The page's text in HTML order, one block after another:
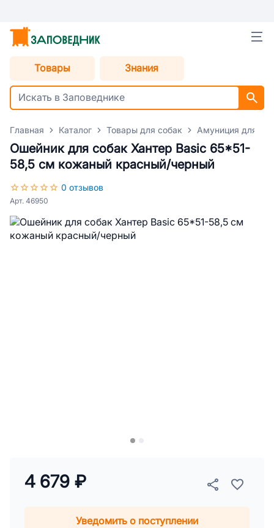
Товары Знания
Главная Каталог Товары для собак Амуниция для
Ошейник для собак Хантер Basic 65*51-
58,5 см кожаный красный/черный
0 отзывов
Арт. 46950
4 679 ₽
Уведомить о поступлении